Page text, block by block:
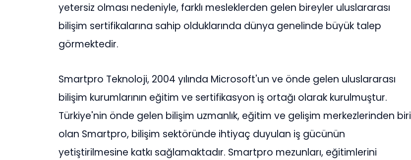
yetersiz olması nedeniyle, farklı mesleklerden gelen bireyler uluslararası
bilişim sertifikalarına sahip olduklarında dünya genelinde büyük talep
görmektedir.
Smartpro Teknoloji, 2004 yılında Microsoft'un ve önde gelen uluslararası
bilişim kurumlarının eğitim ve sertifikasyon iş ortağı olarak kurulmuştur.
Türkiye'nin önde gelen bilişim uzmanlık, eğitim ve gelişim merkezlerinden biri
olan Smartpro, bilişim sektöründe ihtiyaç duyulan iş gücünün
yetiştirilmesine katkı sağlamaktadır. Smartpro mezunları, eğitimlerini